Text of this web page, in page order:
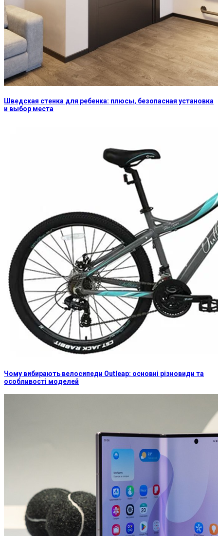
Шведская стенка для ребенка: плюсы, безопасная установка
и выбор места
Чому вибирають велосипеди Outleap: основні різновиди та
особливості моделей